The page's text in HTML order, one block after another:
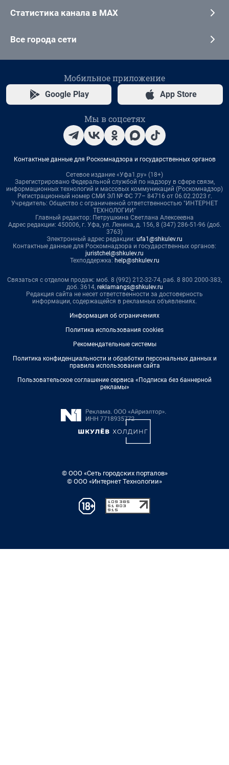
Статистика канала в MAX
Все города сети
Мобильное приложение
Google Play App Store
Мы в соцсетях
Контактные данные для Роскомнадзора и государственных органов
Сетевое издание «Уфа1.ру» (18+)
Зарегистрировано Федеральной службой по надзору в сфере связи,
информационных технологий и массовых коммуникаций (Роскомнадзор)
Регистрационный номер СМИ ЭЛ № ФС 77– 84716 от 06.02.2023 г.
Учредитель: Общество с ограниченной ответственностью "ИНТЕРНЕТ
ТЕХНОЛОГИИ"
Главный редактор: Петрушкина Светлана Алексеевна
Адрес редакции: 450006, г. Уфа, ул. Ленина, д. 156, 8 (347) 286-51-96 (доб.
3763)
Электронный адрес редакции: ufa1@shkulev.ru
Контактные данные для Роскомнадзора и государственных органов:
juristchel@shkulev.ru
Техподдержка: help@shkulev.ru
Связаться с отделом продаж: моб. 8 (992) 212-32-74, раб. 8 800 2000-383,
доб. 3614, reklamangs@shkulev.ru
Редакция сайта не несет ответственности за достоверность
информации, содержащейся в рекламных объявлениях.
Информация об ограничениях
Политика использования cookies
Рекомендательные системы
Политика конфиденциальности и обработки персональных данных и
правила использования сайта
Пользовательское соглашение сервиса «Подписка без баннерной
рекламы»
© ООО «Сеть городских порталов»
© ООО «Интернет Технологии»